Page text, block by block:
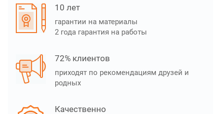
10 лет
гарантии на материалы
2 года гарантия на работы
72% клиентов
приходят по рекомендациям друзей и
родных
Качественно